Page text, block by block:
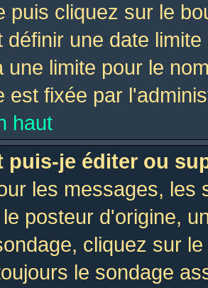
puis cliquez sur le
définir une date
une limite pour le
est fixée par
haut
puis-je éditer ou
les messages, les
posteur d'origine,
cliquez sur
le sondage